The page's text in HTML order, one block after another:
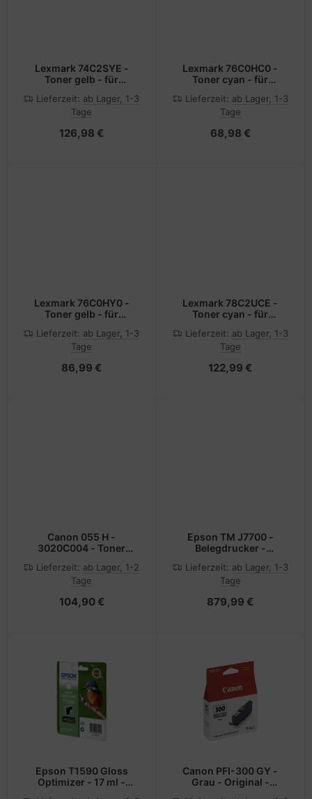
Lexmark 74C2SYE -
Toner gelb - für
CS725de, CS725dte,
CX725de, CX725dhe,
Lieferzeit: ab Lager, 1-3
Tage
126,98 €
Lexmark 76C0HC0 -
Toner cyan - für
CX921DE, CX922DE,
CX923DTE, CX923DXE,
Lieferzeit: ab Lager, 1-3
Tage
68,98 €
Lexmark 76C0HY0 -
Toner gelb - für
CX921DE, CX922DE,
CX923DTE, CX923DXE,
Lieferzeit: ab Lager, 1-3
Tage
86,99 €
Lexmark 78C2UCE -
Toner cyan - für
CX622ade, CX622de,
CX625ade, CX625adhe,
Lieferzeit: ab Lager, 1-3
Tage
122,99 €
Canon 055 H -
3020C004 - Toner
imageCLASS LBP664; i-
SENSYS LBP663,
MF746; Satera LBP662
Lieferzeit: ab Lager, 1-2
Tage
104,90 €
Epson TM J7700 -
Belegdrucker -
cm)
Lieferzeit: ab Lager, 1-3
Tage
879,99 €
Epson T1590 Gloss
Optimizer - 17 ml -
Canon PFI-300 GY -
Grau - Original -